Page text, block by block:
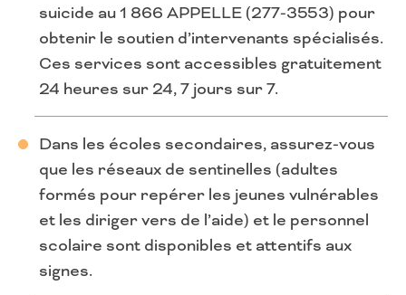
suicide au 1 866 APPELLE (277-3553) pour
obtenir le soutien d’intervenants spécialisés.
Ces services sont accessibles gratuitement
24 heures sur 24, 7 jours sur 7.
Dans les écoles secondaires, assurez-vous
que les réseaux de sentinelles (adultes
formés pour repérer les jeunes vulnérables
et les diriger vers de l’aide) et le personnel
scolaire sont disponibles et attentifs aux
signes.